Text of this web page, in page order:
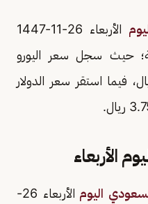
الأربعاء 26-11-1447
حيث سجل سعر اليورو
الريال اليوم 4.4008 ريال، فيما استقر سعر الدولار
الأربعاء
اليوم
الأربعاء 26-